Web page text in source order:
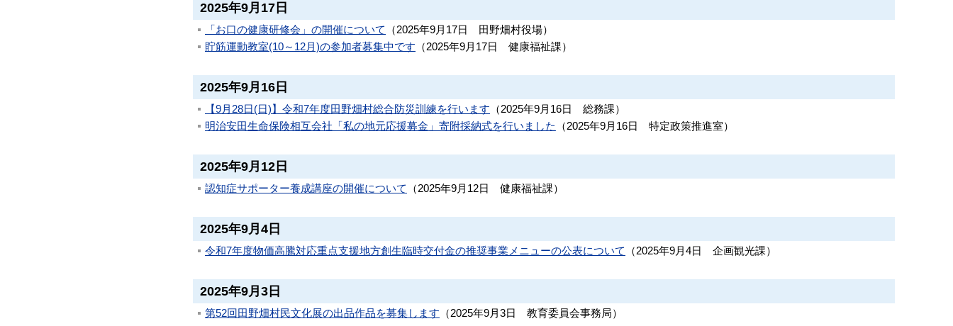
2025年9月17日
「お口の健康研修会」の開催について （2025年9月17日 田野畑村役場）
貯筋運動教室(10～12月)の参加者募集中です （2025年9月17日 健康福祉課）
2025年9月16日
【9月28日(日)】令和7年度田野畑村総合防災訓練を行います （2025年9月16日 総務課）
明治安田生命保険相互会社「私の地元応援募金」寄附採納式を行いました
（2025年9月16日 特定政策推進室）
2025年9月12日
認知症サポーター養成講座の開催について （2025年9月12日 健康福祉課）
2025年9月4日
令和7年度物価高騰対応重点支援地方創生臨時交付金の推奨事業メニューの公表について （2025年9月4日 企画観光課）
2025年9月3日
第52回田野畑村民文化展の出品作品を募集します （2025年9月3日 教育委員会事務局）